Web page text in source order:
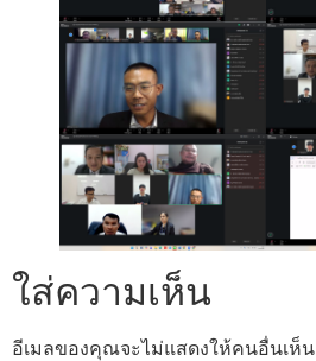
ใส่ความเห็น
อีเมลของคุณจะไม่แสดงให้คนอื่นเห็น